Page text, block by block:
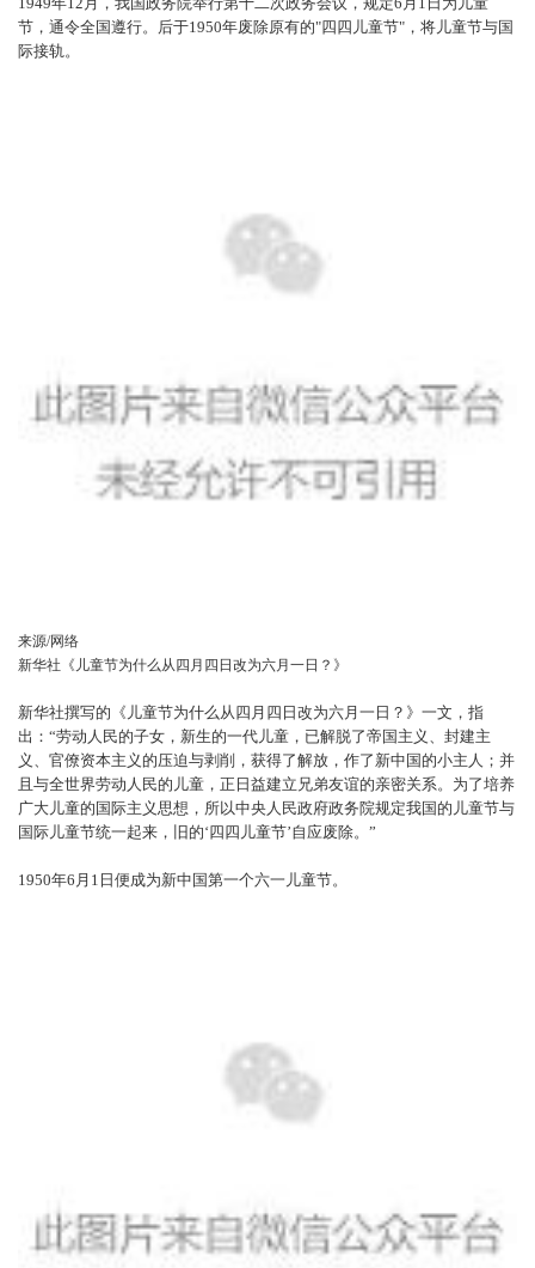
节，通令全国遵行。后于1950年废除原有的"四四儿童节"，将儿童节与国
际接轨。
来源/网络
新华社《儿童节为什么从四月四日改为六月一日？》
新华社撰写的《儿童节为什么从四月四日改为六月一日？》一文，指
出：“劳动人民的子女，新生的一代儿童，已解脱了帝国主义、封建主
义、官僚资本主义的压迫与剥削，获得了解放，作了新中国的小主人；并
且与全世界劳动人民的儿童，正日益建立兄弟友谊的亲密关系。为了培养
广大儿童的国际主义思想，所以中央人民政府政务院规定我国的儿童节与
国际儿童节统一起来，旧的‘四四儿童节’自应废除。”
1950年6月1日便成为新中国第一个六一儿童节。